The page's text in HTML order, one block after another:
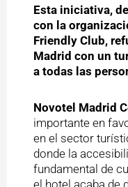
Esta iniciativa,
con la
Friendly Club,
Madrid con un
a todas las
Novotel Madrid
importante en
en el sector
donde la
fundamental de